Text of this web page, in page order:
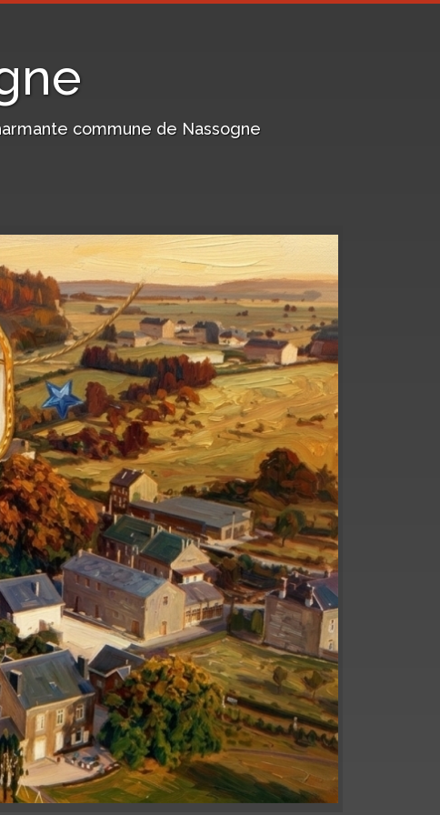
commune de Nassogne